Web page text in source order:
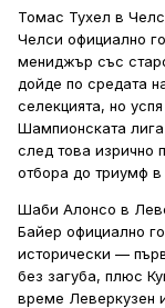
Томас Тухел в
Челси официално
мениджър със
дойде по средата
селекцията, но
Шампионската
след това изрично
отбора до триумф
Шаби Алонсо в
Байер официално
исторически —
без загуба, плюс
време Леверкузен